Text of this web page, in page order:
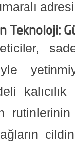
Teknoloji: